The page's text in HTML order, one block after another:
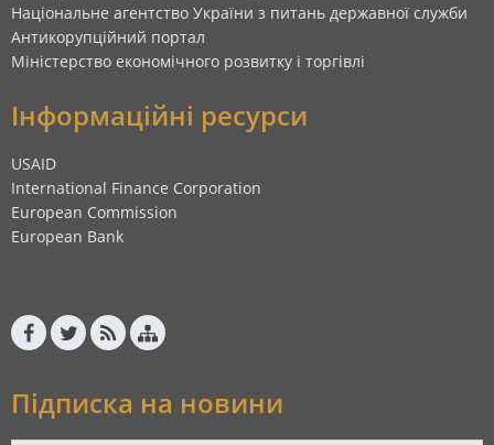
Національне агентство України з питань державної служби
Антикорупційний портал
Міністерство економічного розвитку і торгівлі
Інформаційні ресурси
USAID
International Finance Corporation
European Commission
European Bank
Підписка на новини